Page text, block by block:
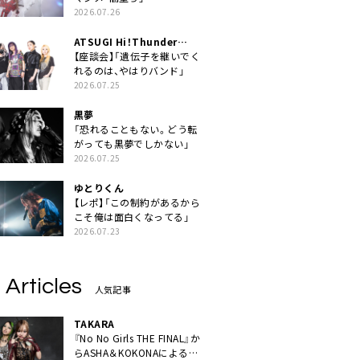
2026.07.26
ATSUGI Hi！Thunder
Rock Festival
【座談会】「遺伝子を継いでく
れるのは、やはりバンド」
2026.07.25
黒夢
「恐れることもない。どう転
がっても黒夢でしかない」
2026.07.25
ゆとりくん
【レポ】「この制約があるから
こそ俺は面白くなってる」
2026.07.23
Articles 人気記事
TAKARA
『No No Girls THE FINAL』か
らASHA＆KOKONAによるユ